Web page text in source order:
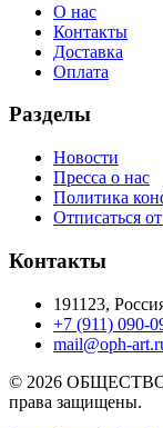
О нас
Контакты
Доставка
Оплата
Разделы
Новости
Пресса о нас
Политика
Отписаться
Контакты
191123,
+7 (911) 090-
mail@oph-
© 2026
права защищены.